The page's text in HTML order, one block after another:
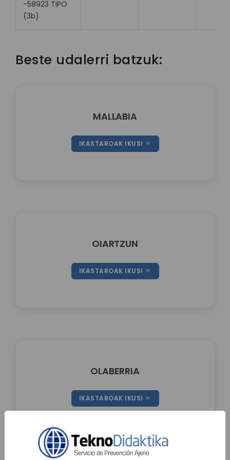
-58923 TIPO
(3b)
Beste udalerri batzuk:
MALLABIA
IKASTAROAK IKUSI
OIARTZUN
IKASTAROAK IKUSI
OLABERRIA
IKASTAROAK IKUSI